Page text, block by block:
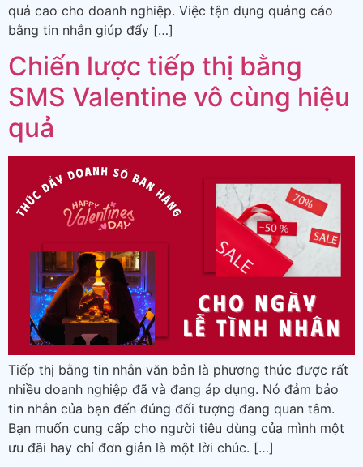
quả cao cho doanh nghiệp. Việc tận dụng quảng cáo
bằng tin nhắn giúp đẩy […]
Chiến lược tiếp thị bằng
SMS Valentine vô cùng hiệu
quả
Tiếp thị bằng tin nhắn văn bản là phương thức được rất
nhiều doanh nghiệp đã và đang áp dụng. Nó đảm bảo
tin nhắn của bạn đến đúng đối tượng đang quan tâm.
Bạn muốn cung cấp cho người tiêu dùng của mình một
ưu đãi hay chỉ đơn giản là một lời chúc. […]